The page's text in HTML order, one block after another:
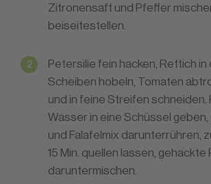
Zitronensaft und Pfeffer
beiseitestellen.
Petersilie fein hacken, Rettich in
Scheiben hobeln, Tomaten
und in feine Streifen schneiden.
Wasser in eine Schüssel
und Falafelmix darunterrühren,
15 Min. quellen lassen, gehackte
daruntermischen.